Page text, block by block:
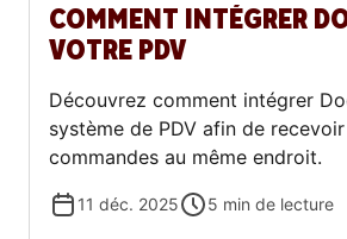
COMMENT INTÉGRER
VOTRE PDV
Découvrez comment intégrer
système de PDV afin de
commandes au même endroit.
11 déc. 2025 5 min de lecture